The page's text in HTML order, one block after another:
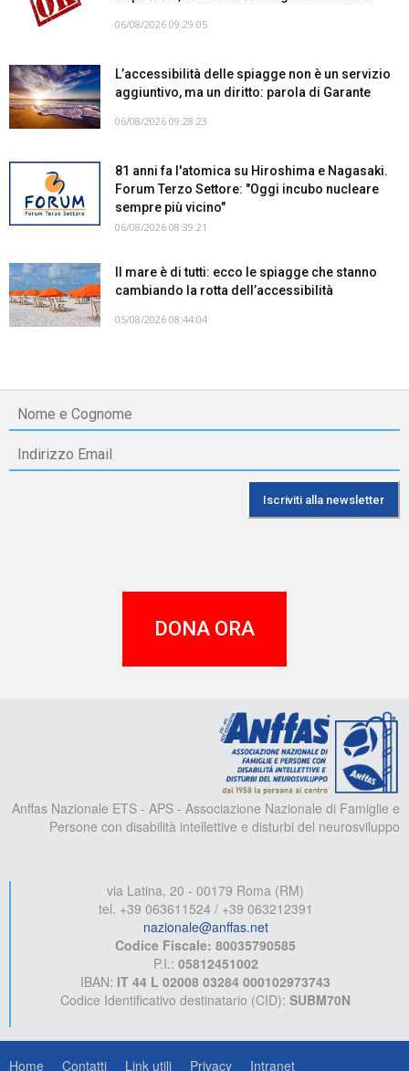
06/08/2026 09:29:05
L’accessibilità delle spiagge non è un servizio
aggiuntivo, ma un diritto: parola di Garante
06/08/2026 09:28:23
81 anni fa l'atomica su Hiroshima e Nagasaki.
Forum Terzo Settore: "Oggi incubo nucleare
sempre più vicino"
06/08/2026 08:39:21
Il mare è di tutti: ecco le spiagge che stanno
cambiando la rotta dell’accessibilità
05/08/2026 08:44:04
DONA ORA
Anffas Nazionale ETS - APS - Associazione Nazionale di Famiglie e
Persone con disabilità intellettive e disturbi del neurosviluppo
via Latina, 20 - 00179 Roma (RM)
tel. +39 063611524 / +39 063212391
nazionale@anffas.net
Codice Fiscale: 80035790585
P.I.: 05812451002
IBAN: IT 44 L 02008 03284 000102973743
Codice Identificativo destinatario (CID): SUBM70N
Home Contatti Link utili Privacy Intranet